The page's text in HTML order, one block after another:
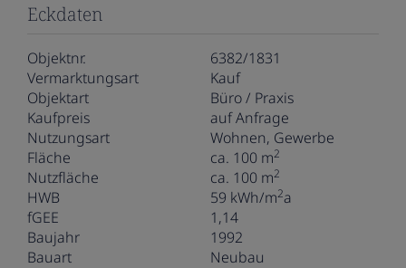
Eckdaten
Objektnr.
6382/1831
Vermarktungsart
Kauf
Objektart
Büro / Praxis
Kaufpreis
auf Anfrage
Nutzungsart
Wohnen Gewerbe
Fläche
ca. 100 m2
Nutzfläche ca. 100 m2
HWB 59 kWh/m2a
fGEE
1,14
Baujahr
1992
Bauart
Neubau